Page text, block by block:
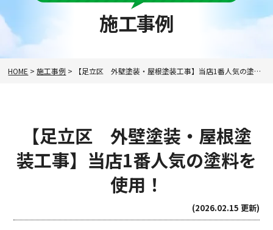
施工事例
HOME >施工事例 > 【足立区 外壁塗装・屋根塗装工事】当店1番人気の塗料を使用！
【足立区 外壁塗装・屋根塗
装工事】当店1番人気の塗料を
使用！
(2026.02.15 更新)